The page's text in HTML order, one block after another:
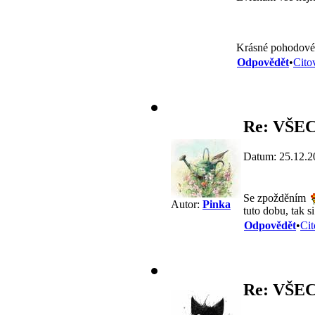
Krásné
Odpovědět•
Autor: Pinka
Re:
Datum:
Se zpožděním
tuto dobu, tak
Odpovědět•
Re: